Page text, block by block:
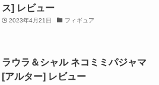
ス] レビュー
2023年4月21日 フィギュア
ラウラ＆シャル ネコミミパジャマ
[アルター] レビュー